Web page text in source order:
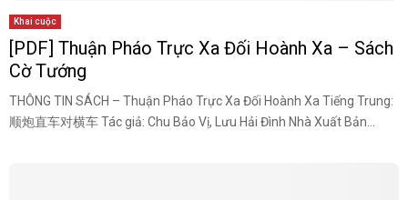
Khai cuộc
[PDF] Thuận Pháo Trực Xa Đối Hoành Xa – Sách
Cờ Tướng
THÔNG TIN SÁCH – Thuận Pháo Trực Xa Đối Hoành Xa Tiếng Trung:
顺炮直车对横车 Tác giả: Chu Bảo Vị, Lưu Hải Đình Nhà Xuất Bản...